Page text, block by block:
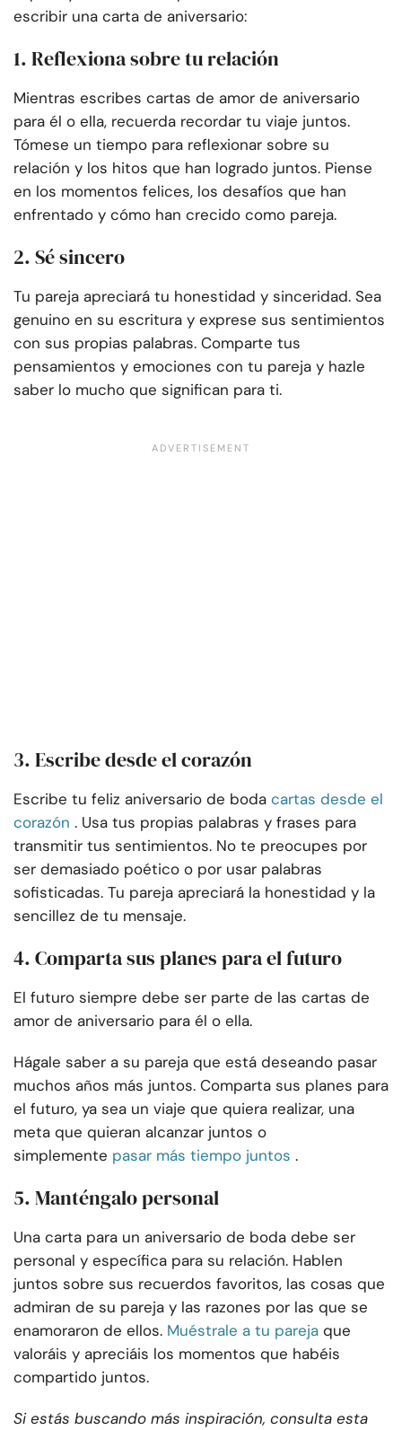
escribir una carta de aniversario:
1. Reflexiona sobre tu relación
Mientras escribes cartas de amor de aniversario
para él o ella, recuerda recordar tu viaje juntos.
Tómese un tiempo para reflexionar sobre su
relación y los hitos que han logrado juntos. Piense
en los momentos felices, los desafíos que han
enfrentado y cómo han crecido como pareja.
2. Sé sincero
Tu pareja apreciará tu honestidad y sinceridad. Sea
genuino en su escritura y exprese sus sentimientos
con sus propias palabras. Comparte tus
pensamientos y emociones con tu pareja y hazle
saber lo mucho que significan para ti.
3. Escribe desde el corazón
Escribe tu feliz aniversario de boda cartas desde el
corazón . Usa tus propias palabras y frases para
transmitir tus sentimientos. No te preocupes por
ser demasiado poético o por usar palabras
sofisticadas. Tu pareja apreciará la honestidad y la
sencillez de tu mensaje.
4. Comparta sus planes para el futuro
El futuro siempre debe ser parte de las cartas de
amor de aniversario para él o ella.
Hágale saber a su pareja que está deseando pasar
muchos años más juntos. Comparta sus planes para
el futuro, ya sea un viaje que quiera realizar, una
meta que quieran alcanzar juntos o
simplemente pasar más tiempo juntos .
5. Manténgalo personal
Una carta para un aniversario de boda debe ser
personal y específica para su relación. Hablen
juntos sobre sus recuerdos favoritos, las cosas que
admiran de su pareja y las razones por las que se
enamoraron de ellos. Muéstrale a tu pareja que
valoráis y apreciáis los momentos que habéis
compartido juntos.
Si estás buscando más inspiración, consulta esta